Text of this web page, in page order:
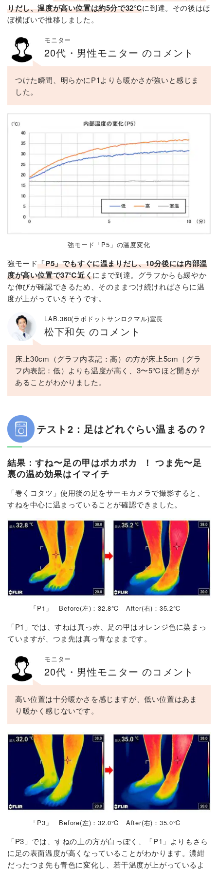
りだし、温度が高い位置は約5分で32℃に到達。その後はほ
ぼ横ばいで推移しました。
モニター
20代・男性モニター のコメント
つけた瞬間、明らかにP1よりも暖かさが強いと感じま
した。
強モード「P5」の温度変化
強モード「P5」でもすぐに温まりだし、10分後には内部温
度が高い位置で37℃近くにまで到達。グラフからも緩やか
な伸びが確認できるため、そのままつけ続ければさらに温
度が上がっていきそうです。
LAB.360(ラボドットサンロクマル)室長
松下和矢 のコメント
床上30cm（グラフ内表記：高）の方が床上5cm（グラ
フ内表記：低）よりも温度が高く、3〜5℃ほど開きが
あることがわかりました。
テスト2：足はどれぐらい温まるの？
結果：すね〜足の甲はポカポカ
！ つま先〜足
裏の温め効果はイマイチ
「巻くコタツ」使用後の足をサーモカメラで撮影すると、
すねを中心に温まっていることが確認できました。
「P1」 Before(左)：32.8℃ After(右)：35.2℃
「P1」では、すねは真っ赤、足の甲はオレンジ色に染まっ
ていますが、つま先は真っ青なままです。
モニター
20代・男性モニター のコメント
高い位置は十分暖かさを感じますが、低い位置はあま
り暖かく感じないです。
「P3」 Before(左)：32.0℃ After(右)：35.0℃
「P3」では、すねの上の方が白っぽく、「P1」よりもさら
に足の表面温度が高くなっていることがわかります。濃紺
だったつま先も青色に変化し、若干温度が上がっているよ